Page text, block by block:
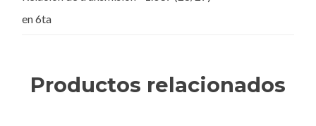
en 6ta
Productos relacionados